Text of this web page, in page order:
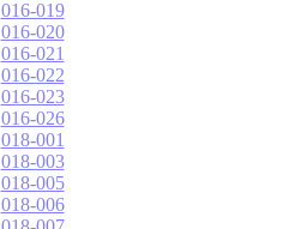
016-019
016-020
016-021
016-022
016-023
016-026
018-001
018-003
018-005
018-006